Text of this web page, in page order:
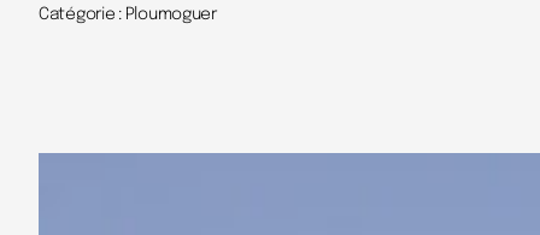
Catégorie : Ploumoguer